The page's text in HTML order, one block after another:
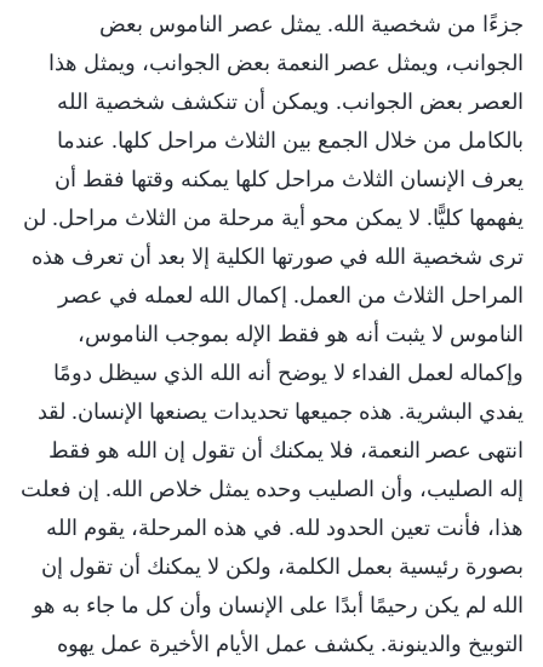
جزءًا من شخصية الله. يمثل عصر الناموس بعض
الجوانب، ويمثل عصر النعمة بعض الجوانب، ويمثل هذا
العصر بعض الجوانب. ويمكن أن تنكشف شخصية الله
بالكامل من خلال الجمع بين الثلاث مراحل كلها. عندما
يعرف الإنسان الثلاث مراحل كلها يمكنه وقتها فقط أن
يفهمها كليًّا. لا يمكن محو أية مرحلة من الثلاث مراحل. لن
ترى شخصية الله في صورتها الكلية إلا بعد أن تعرف هذه
المراحل الثلاث من العمل. إكمال الله لعمله في عصر
الناموس لا يثبت أنه هو فقط الإله بموجب الناموس،
وإكماله لعمل الفداء لا يوضح أنه الله الذي سيظل دومًا
يفدي البشرية. هذه جميعها تحديدات يصنعها الإنسان. لقد
انتهى عصر النعمة، فلا يمكنك أن تقول إن الله هو فقط
إله الصليب، وأن الصليب وحده يمثل خلاص الله. إن فعلت
هذا، فأنت تعين الحدود لله. في هذه المرحلة، يقوم الله
بصورة رئيسية بعمل الكلمة، ولكن لا يمكنك أن تقول إن
الله لم يكن رحيمًا أبدًا على الإنسان وأن كل ما جاء به هو
التوبيخ والدينونة. يكشف عمل الأيام الأخيرة عمل يهوه